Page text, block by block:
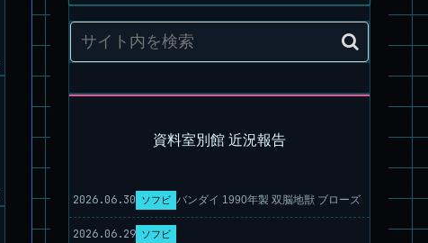
資料室別館 近況報告
2026.06.30 ソフビ バンダイ 1990年製 双脳地獣 ブローズ
2026.06.29 ソフビ
旧キット製作★アオシマ ロボダッチ モビルZ